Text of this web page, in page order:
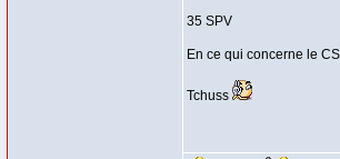
35 SPV
En ce qui concerne le
Tchuss